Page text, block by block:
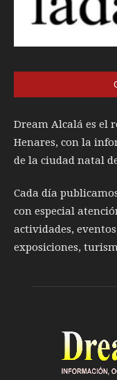
Dream Alcalá es el
Henares, con la
de la ciudad natal
Cada día
con especial
actividades,
exposiciones,